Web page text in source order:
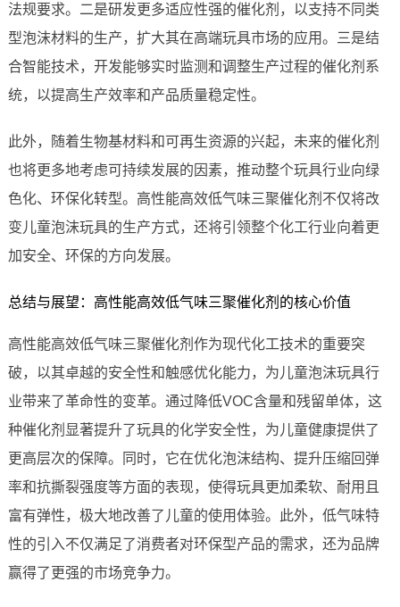
法规要求。二是研发更多适应性强的催化剂，以支持不同类
型泡沫材料的生产，扩大其在高端玩具市场的应用。三是结
合智能技术，开发能够实时监测和调整生产过程的催化剂系
统，以提高生产效率和产品质量稳定性。
此外，随着生物基材料和可再生资源的兴起，未来的催化剂
也将更多地考虑可持续发展的因素，推动整个玩具行业向绿
色化、环保化转型。高性能高效低气味三聚催化剂不仅将改
变儿童泡沫玩具的生产方式，还将引领整个化工行业向着更
加安全、环保的方向发展。
总结与展望：高性能高效低气味三聚催化剂的核心价值
高性能高效低气味三聚催化剂作为现代化工技术的重要突
破，以其卓越的安全性和触感优化能力，为儿童泡沫玩具行
业带来了革命性的变革。通过降低VOC含量和残留单体，这
种催化剂显著提升了玩具的化学安全性，为儿童健康提供了
更高层次的保障。同时，它在优化泡沫结构、提升压缩回弹
率和抗撕裂强度等方面的表现，使得玩具更加柔软、耐用且
富有弹性，极大地改善了儿童的使用体验。此外，低气味特
性的引入不仅满足了消费者对环保型产品的需求，还为品牌
赢得了更强的市场竞争力。